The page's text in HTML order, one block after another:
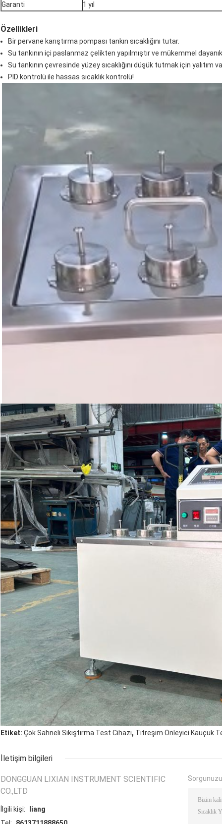
Garanti
1 yıl
Özellikleri
Bir pervane karıştırma pompası tankın sıcaklığını tutar.
Su tankının içi paslanmaz çelikten yapılmıştır ve mükemmel
Su tankının çevresinde yüzey sıcaklığını düşük tutmak için yalıtım
PID kontrolü ile hassas sıcaklık kontrolü!
Etiket: Çok Sahneli Sıkıştırma Test Cihazı, Titreşim Önleyici Kauçuk
İletişim bilgileri
DONGGUAN LIXIAN INSTRUMENT SCIENTIFIC
CO.,LTD
İlgili kişi:
liang